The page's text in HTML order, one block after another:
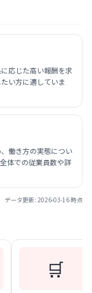
応じた高い報酬を求
い方に適していま
働き方の実態につい
体での従業員数や詳
データ更新: 2026-03-16時点
🛒